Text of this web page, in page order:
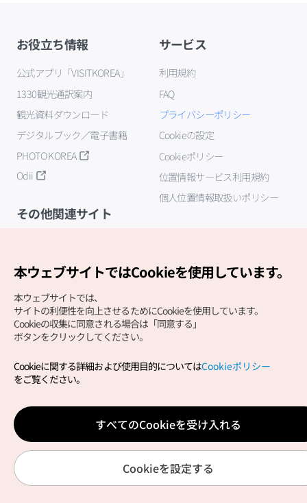
お役立ち情報
公式アプリ「VISITKOREA」
1330観光通訳案内
観光資料ダウンロード
デジタルブック／電子書籍
PHOTO KOREA
Odii
サービス
利用規約
FAQ
プライバシーポリシー
Cookieの設定
Cookieポリシー
位置情報サービス利用規約
個人位置情報取扱いポリシー
その他関連サイト
Copyright (c) Korea Tourism Organization All Rights
サイトエラー報告公式メール
japanese@knto.or.kr
本ウェブサイトではCookieを使用しています。
本ウェブサイトでは、
サイトの利便性を向上させるためにCookieを使用しています。
Cookieの収集に同意される場合は「同意する」
ボタンをクリックしてください。
Cookieに関する詳細および使用目的についてはCookieポリシー
をご覧ください。
すべてのCookieを受け入れる
Cookieを設定する